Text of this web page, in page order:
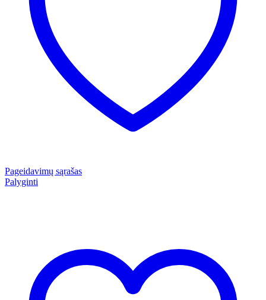
Pageidavimų sąrašas
Palyginti